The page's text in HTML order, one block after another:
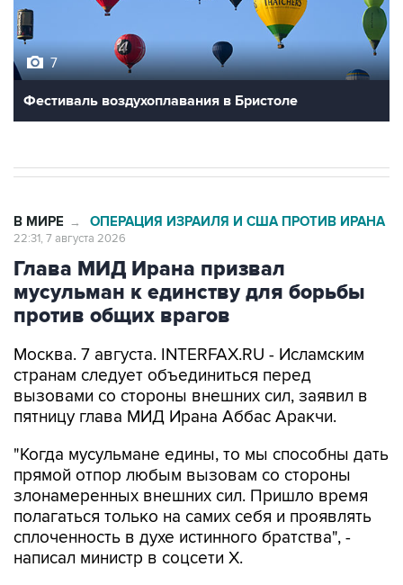
7
Фестиваль воздухоплавания в Бристоле
В МИРЕ → ОПЕРАЦИЯ ИЗРАИЛЯ И США ПРОТИВ ИРАНА
22:31, 7 августа 2026
Глава МИД Ирана призвал
мусульман к единству для борьбы
против общих врагов
Москва. 7 августа. INTERFAX.RU - Исламским
странам следует объединиться перед
вызовами со стороны внешних сил, заявил в
пятницу глава МИД Ирана Аббас Аракчи.
"Когда мусульмане едины, то мы способны дать
прямой отпор любым вызовам со стороны
злонамеренных внешних сил. Пришло время
полагаться только на самих себя и проявлять
сплоченность в духе истинного братства", -
написал министр в соцсети Х.